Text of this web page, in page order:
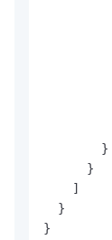
}
}
]
}
}